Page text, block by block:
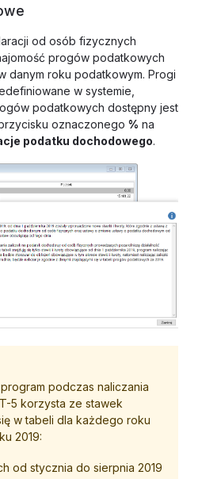
od osób fizycznych
progów podatkowych
danym roku podatkowym. Progi
w systemie,
podatkowych dostępny jest
oznaczonego % na
podatku dochodowego.
podczas naliczania
5 korzysta ze stawek
w tabeli dla każdego roku
2019:
od stycznia do sierpnia 2019